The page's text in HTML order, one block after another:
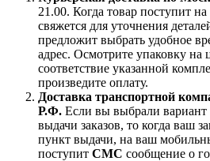
21.00. Когда товар поступит
свяжется для уточнения
предложит выбрать удобное
адрес. Осмотрите упаковку на
соответствие указанной
произведите оплату.
Доставка транспортной
Р.Ф. Если вы выбрали вариант
выдачи заказов, то когда ваш
пункт выдачи, на ваш
поступит СМС сообщение о